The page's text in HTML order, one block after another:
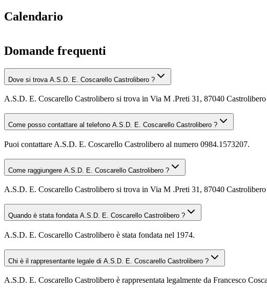
Calendario
Domande frequenti
Dove si trova A.S.D. E. Coscarello Castrolibero ?
A.S.D. E. Coscarello Castrolibero si trova in Via M .Preti 31, 87040
Come posso contattare al telefono A.S.D. E. Coscarello Castrolibero ?
Puoi contattare A.S.D. E. Coscarello Castrolibero al numero 0984.1573207.
Come raggiungere A.S.D. E. Coscarello Castrolibero ?
A.S.D. E. Coscarello Castrolibero si trova in Via M .Preti 31, 87040
Quando è stata fondata A.S.D. E. Coscarello Castrolibero ?
A.S.D. E. Coscarello Castrolibero è stata fondata nel 1974.
Chi è il rappresentante legale di A.S.D. E. Coscarello Castrolibero ?
A.S.D. E. Coscarello Castrolibero è rappresentata legalmente da Francesco